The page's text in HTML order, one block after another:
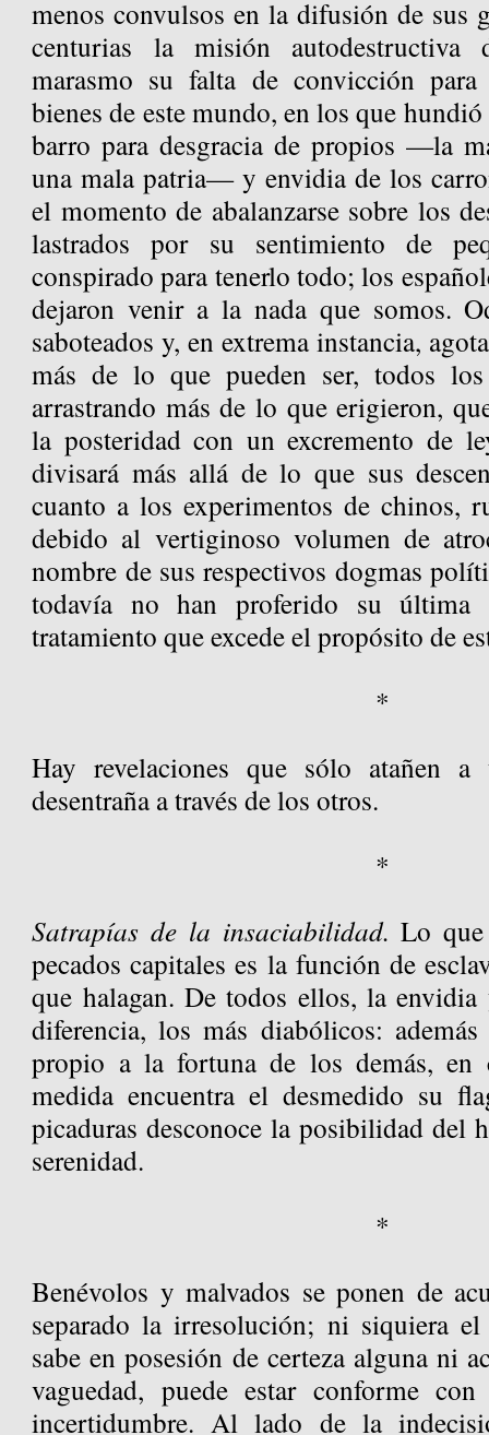
menos convulsos en la difusión de sus
centurias la misión
marasmo su falta de convicción
bienes de este mundo, en los que
barro para desgracia de propios —la
una mala patria— y envidia de los
el momento de abalanzarse sobre los
lastrados por su sentimiento de
conspirado para tenerlo todo; los
dejaron venir a la nada que somos.
saboteados y, en extrema instancia,
más de lo que pueden ser, todos
arrastrando más de lo que erigieron,
la posteridad con un excremento de
divisará más allá de lo que sus
cuanto a los experimentos de chinos,
debido al vertiginoso volumen de
nombre de sus respectivos dogmas
todavía no han proferido su última
tratamiento que excede el propósito de
*
Hay revelaciones que sólo atañen
desentraña a través de los otros.
*
Satrapías de la insaciabilidad. Lo
pecados capitales es la función de
que halagan. De todos ellos, la
diferencia, los más diabólicos:
propio a la fortuna de los demás, en
medida encuentra el desmedido su
picaduras desconoce la posibilidad del
serenidad.
*
Benévolos y malvados se ponen de
separado la irresolución; ni siquiera
sabe en posesión de certeza alguna ni
vaguedad, puede estar conforme
incertidumbre. Al lado de la